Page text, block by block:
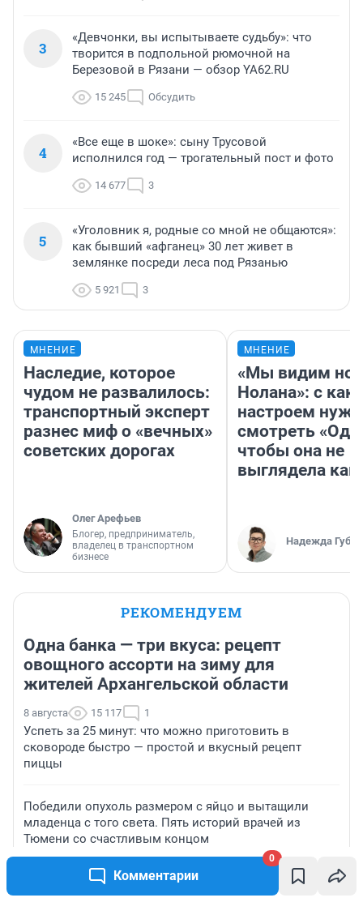
Комментарии
0
3
«Девчонки, вы испытываете судьбу»: что
творится в подпольной рюмочной на
Березовой в Рязани — обзор YA62.RU
15 245 Обсудить
4
«Все еще в шоке»: сыну Трусовой
исполнился год — трогательный пост и фото
14 677 3
5
«Уголовник я, родные со мной не общаются»:
как бывший «афганец» 30 лет живет в
землянке посреди леса под Рязанью
5 921 3
МНЕНИЕ
Наследие, которое
чудом не развалилось:
транспортный эксперт
разнес миф о «вечных»
советских дорогах
Олег Арефьев
Блогер, предприниматель,
владелец в транспортном
бизнесе
МНЕНИЕ
«Мы видим
Нолана»: с
настроем
смотреть
чтобы она не
выглядела как
Надежда
РЕКОМЕНДУЕМ
Одна банка — три вкуса: рецепт
овощного ассорти на зиму для
жителей Архангельской области
8 августа 15 117 1
Успеть за 25 минут: что можно приготовить в
сковороде быстро — простой и вкусный рецепт
пиццы
Победили опухоль размером с яйцо и вытащили
младенца с того света. Пять историй врачей из
Тюмени со счастливым концом
В Волгограде пытаются спасти от страшной смерти
оставшихся без мамы ежат